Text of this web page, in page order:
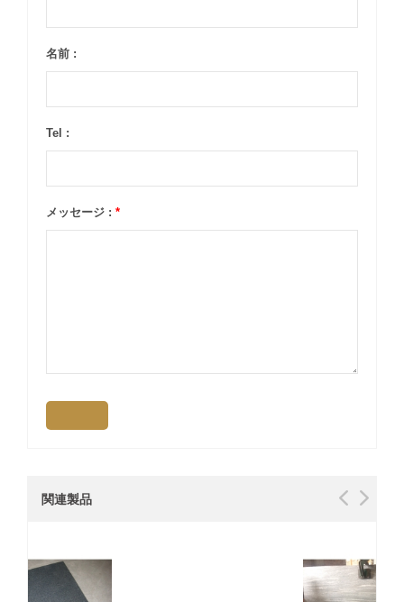
名前 :
Tel :
メッセージ : *
関連製品